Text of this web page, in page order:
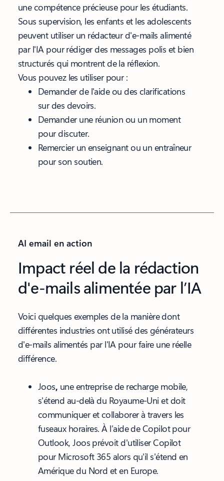
une compétence précieuse pour les étudiants.
Sous supervision, les enfants et les adolescents
peuvent utiliser un rédacteur d'e-mails alimenté
par l'IA pour rédiger des messages polis et bien
structurés qui montrent de la réflexion.
Vous pouvez les utiliser pour :
Demander de l'aide ou des clarifications
sur des devoirs.
Demander une réunion ou un moment
pour discuter.
Remercier un enseignant ou un entraîneur
pour son soutien.
AI email en action
Impact réel de la rédaction
d'e-mails alimentée par l’IA
Voici quelques exemples de la manière dont
différentes industries ont utilisé des générateurs
d'e-mails alimentés par l'IA pour faire une réelle
différence.
Joos, une entreprise de recharge mobile,
s'étend au-delà du Royaume-Uni et doit
communiquer et collaborer à travers les
fuseaux horaires. À l’aide de Copilot pour
Outlook, Joos prévoit d'utiliser Copilot
pour Microsoft 365 alors qu'il s'étend en
Amérique du Nord et en Europe.